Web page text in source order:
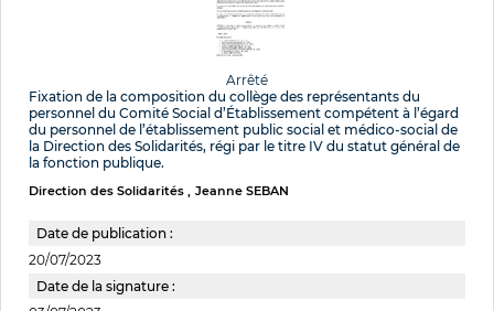
Arrêté
Fixation de la composition du collège des représentants du
personnel du Comité Social d’Établissement compétent à l’égard
du personnel de l’établissement public social et médico-social de
la Direction des Solidarités, régi par le titre IV du statut général de
la fonction publique.
Direction des Solidarités Jeanne SEBAN
Date de publication :
20/07/2023
Date de la signature :